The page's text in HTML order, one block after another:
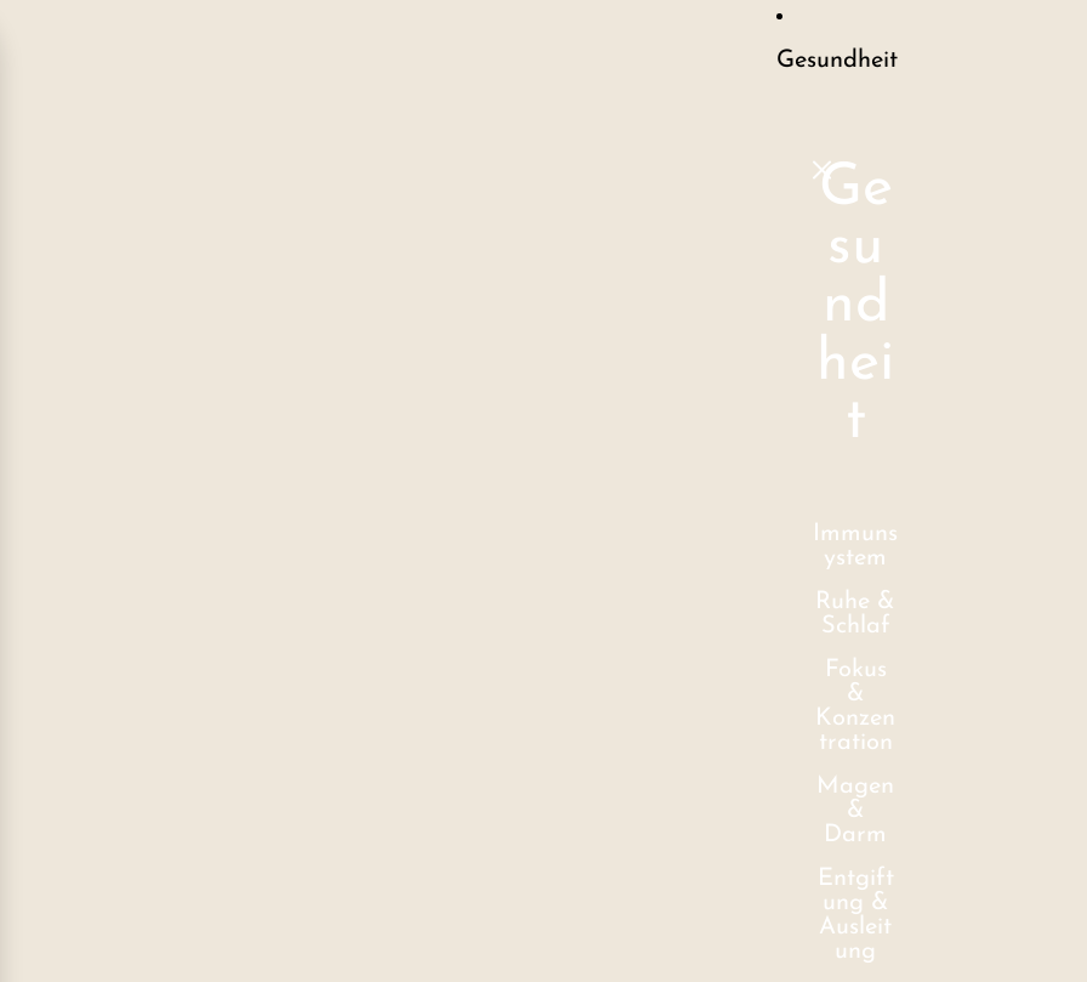
Gesundheit
Ge
su
nd
hei
t
Immuns
ystem
Ruhe &
Schlaf
Fokus
&
Konzen
tration
Magen
&
Darm
Entgift
ung &
Ausleit
ung